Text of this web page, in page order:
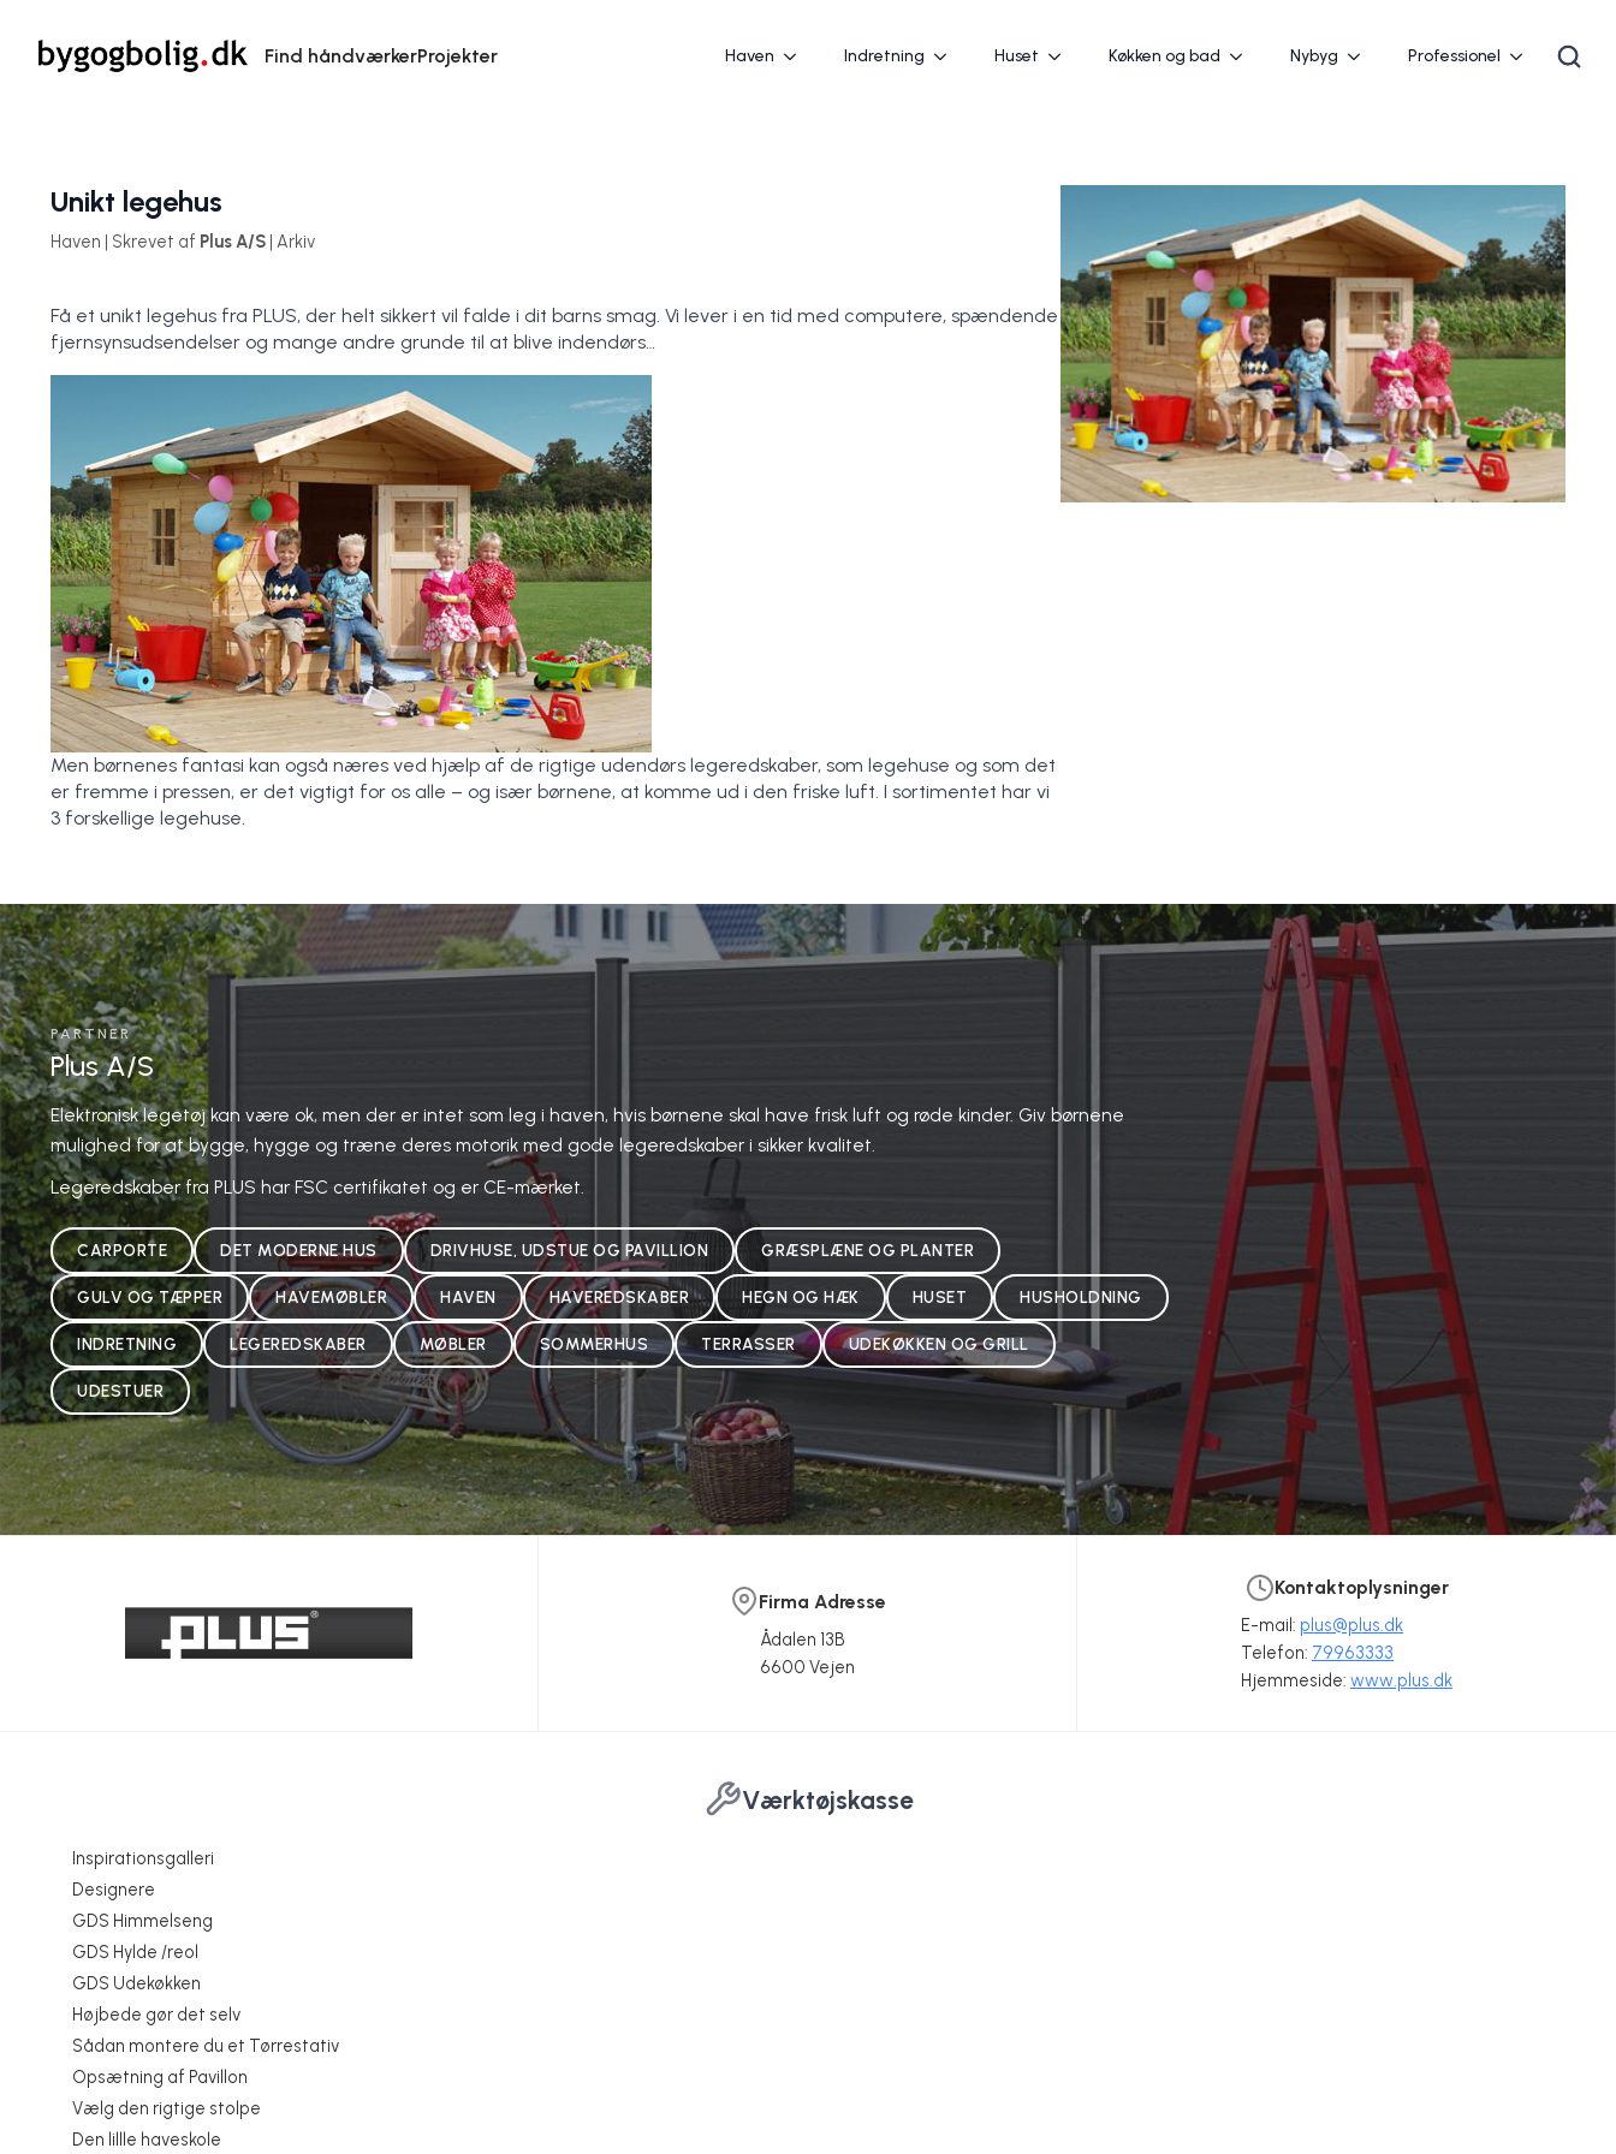
Find håndværkerProjekter Haven Indretning Huset Køkken og bad Nybyg Professionel
Unikt legehus
Haven | Skrevet af Plus A/S | Arkiv
Få et unikt legehus fra PLUS, der helt sikkert vil falde i dit barns smag. Vi lever i en tid med computere, spændende
fjernsynsudsendelser og mange andre grunde til at blive indendørs…
Men børnenes fantasi kan også næres ved hjælp af de rigtige udendørs legeredskaber, som legehuse og som det
er fremme i pressen, er det vigtigt for os alle – og især børnene, at komme ud i den friske luft. I sortimentet har vi
3 forskellige legehuse.
PARTNER
Plus A/S
Elektronisk legetøj kan være ok, men der er intet som leg i haven, hvis børnene skal have frisk luft og røde kinder. Giv børnene
mulighed for at bygge, hygge og træne deres motorik med gode legeredskaber i sikker kvalitet.
Legeredskaber fra PLUS har FSC certifikatet og er CE-mærket.
CARPORTE DET MODERNE HUS DRIVHUSE, UDSTUE OG PAVILLION GRÆSPLÆNE OG PLANTER
GULV OG TÆPPER HAVEMØBLER HAVEN HAVEREDSKABER HEGN OG HÆK HUSET HUSHOLDNING
INDRETNING LEGEREDSKABER MØBLER SOMMERHUS TERRASSER UDEKØKKEN OG GRILL
UDESTUER
Firma Adresse
Ådalen 13B
6600 Vejen
Kontaktoplysninger
E-mail: plus@plus.dk
Telefon: 79963333
Hjemmeside: www.plus.dk
Værktøjskasse
Inspirationsgalleri
Designere
GDS Himmelseng
GDS Hylde /reol
GDS Udekøkken
Højbede gør det selv
Sådan montere du et Tørrestativ
Opsætning af Pavillon
Vælg den rigtige stolpe
Den lillle haveskole